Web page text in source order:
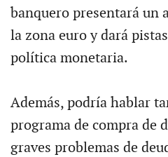
banquero presentará un
la zona euro y dará
política monetaria.
Además, podría hablar
programa de compra de
graves problemas de